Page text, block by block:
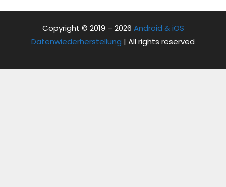
Copyright © 2019 – 2026 Android & iOS
Datenwiederherstellung | All rights reserved